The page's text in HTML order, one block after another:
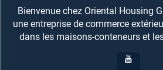
Bienvenue chez Oriental Housing
une entreprise de commerce
dans les maisons-conteneurs et